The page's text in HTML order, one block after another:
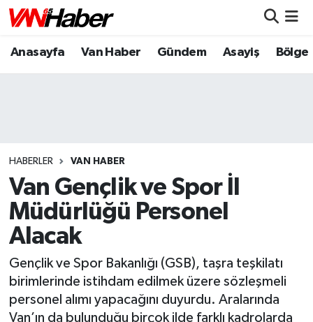
Anasayfa Van Haber Gündem Asayiş Bölge
HABERLER VAN HABER
Van Gençlik ve Spor İl
Müdürlüğü Personel
Alacak
Gençlik ve Spor Bakanlığı (GSB), taşra teşkilatı
birimlerinde istihdam edilmek üzere sözleşmeli
personel alımı yapacağını duyurdu. Aralarında
Van’ın da bulunduğu birçok ilde farklı kadrolarda
Nöbetçi Eczaneler
Puan Durumu ve Fikstür
Tüm Manşetler
Son Dakika Haberleri
Haber Arşivi